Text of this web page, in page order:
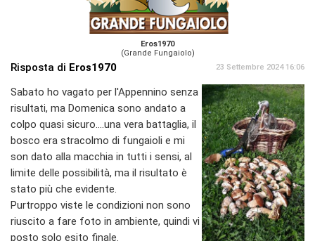
Eros1970
(Grande Fungaiolo)
Risposta di Eros1970 23 Settembre 2024 16:06
Sabato ho vagato per l'Appennino senza
risultati, ma Domenica sono andato a
colpo quasi sicuro....una vera battaglia, il
bosco era stracolmo di fungaioli e mi
son dato alla macchia in tutti i sensi, al
limite delle possibilità, ma il risultato è
stato più che evidente.
Purtroppo viste le condizioni non sono
riuscito a fare foto in ambiente, quindi vi
posto solo esito finale.